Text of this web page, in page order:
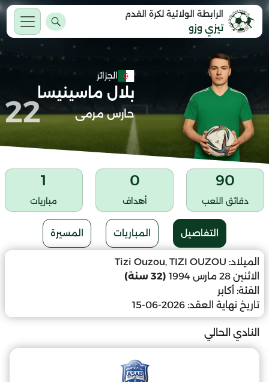
الرابطة الولائية لكرة القدم
تيزي وزو
الجزائر
بلال ماسينيسا
حارس مرمى 22
90
دقائق اللعب
0
أهداف
1
مباريات
التفاصيل المباريات المسيرة
الميلاد: Tizi Ouzou, TIZI OUZOU
الاثنين 28 مارس 1994
(32 سنة)
الفئة: أكابر
تاريخ نهاية العقد: 2026-06-15
النادي الحالي